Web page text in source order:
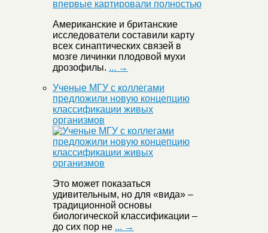
Американские и британские
исследователи составили карту
всех синаптических связей в
мозге личинки плодовой мухи
дрозофилы. ... →
Ученые МГУ с коллегами
предложили новую концепцию
классификации живых
организмов
Это может показаться
удивительным, но для «вида» –
традиционной основы
биологической классификации –
до сих пор не ... →